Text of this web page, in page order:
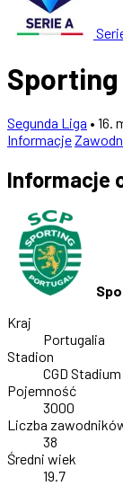
Sporting
Segunda Liga • 16.
Informacje
Informacje
Kraj
Portugalia
Stadion
CGD
Pojemność
3000
Liczba
38
Średni wiek
19.7